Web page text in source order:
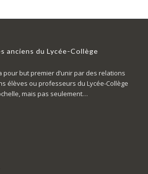
anciens du Lycée-Collège
pour but premier d’unir par des relations
élèves ou professeurs du Lycée-Collège
mais pas seulement…